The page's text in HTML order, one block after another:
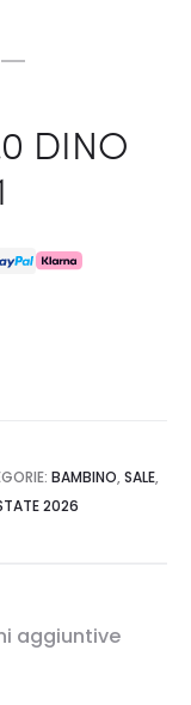
DINO
BAMBINO, SALE,
2026
aggiuntive